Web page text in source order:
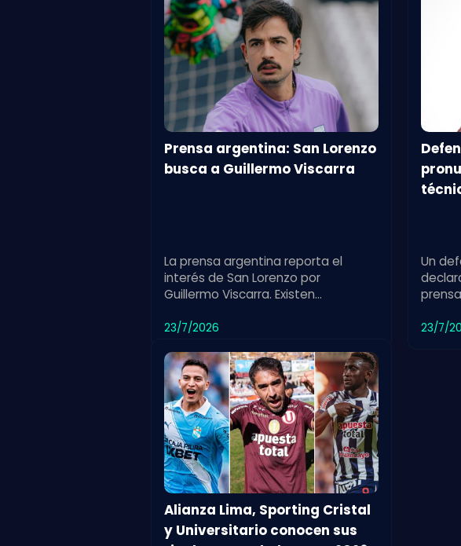
Prensa argentina: San Lorenzo
busca a Guillermo Viscarra
La prensa argentina reporta el
interés de San Lorenzo por
Guillermo Viscarra. Existen
la incorporación del jugador.
23/7/2026
Un
su
23/7/
Alianza Lima, Sporting Cristal
y Universitario conocen sus